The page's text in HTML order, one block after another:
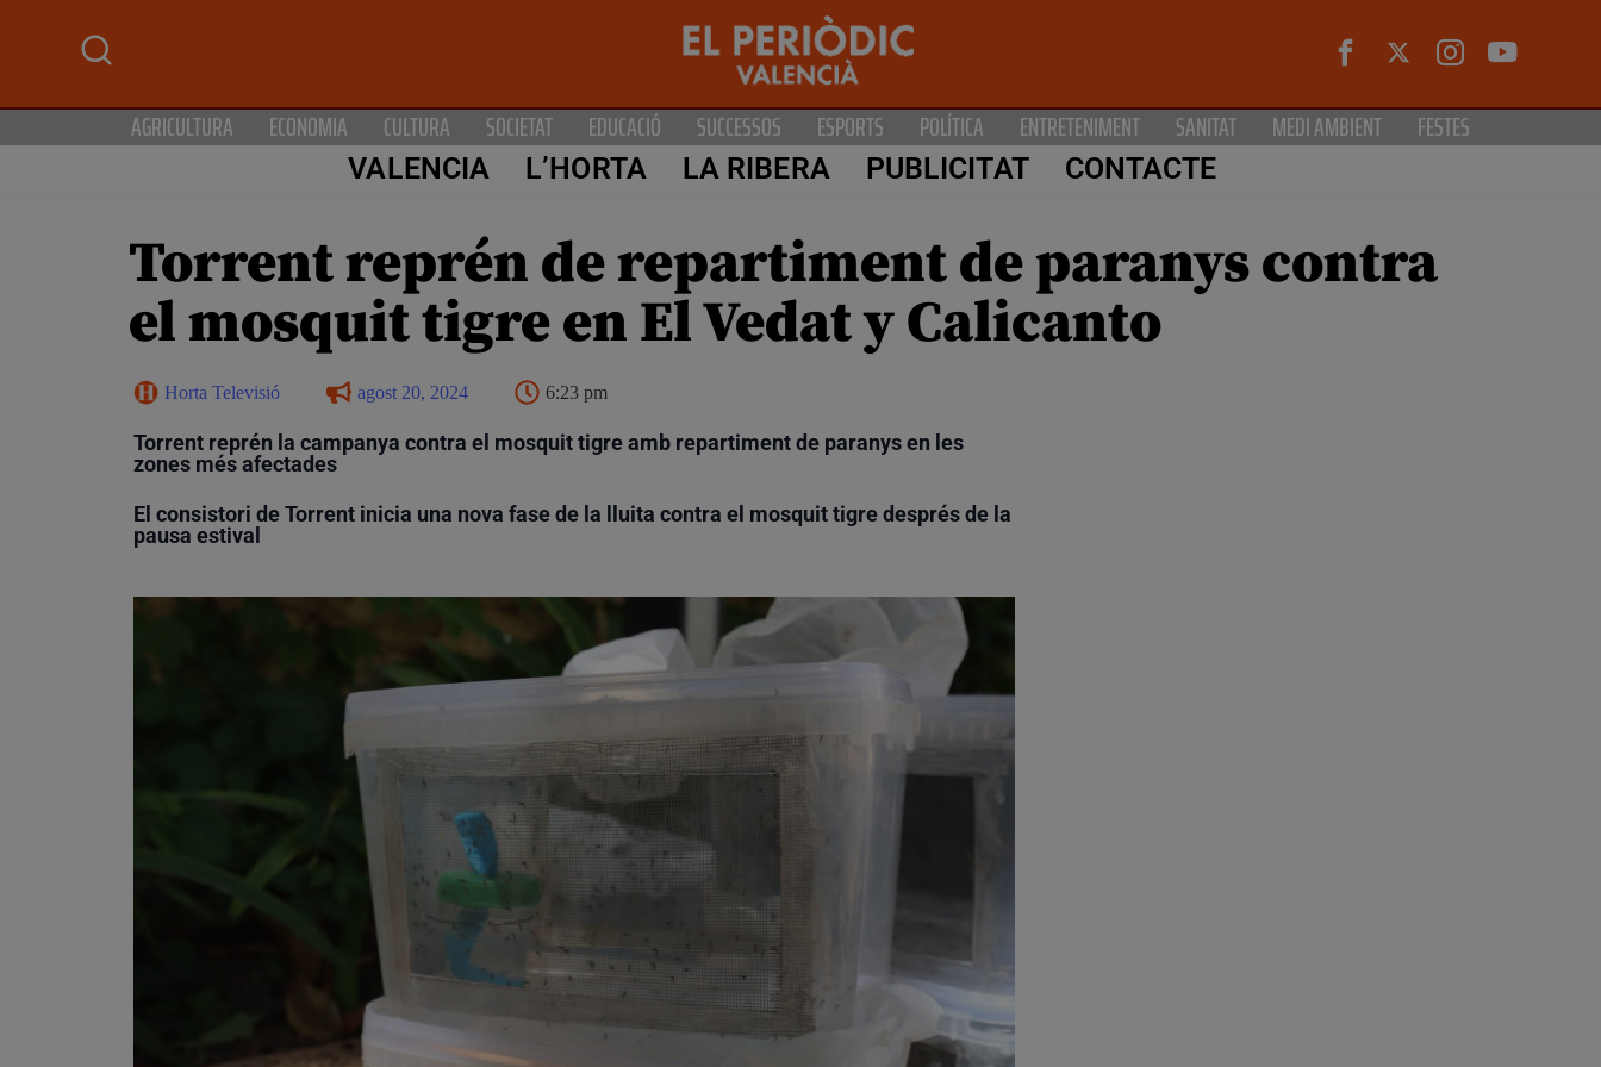
AGRICULTURA ECONOMIA CULTURA SOCIETAT EDUCACIÓ SUCCESSOS ESPORTS POLÍTICA ENTRETENIMENT SANITAT MEDI AMBIENT FESTES
VALENCIA L’HORTA LA RIBERA PUBLICITAT CONTACTE
Torrent reprén de repartiment de paranys contra
el mosquit tigre en El Vedat y Calicanto
Horta Televisió agost 20, 2024 6:23 pm
Torrent reprén la campanya contra el mosquit tigre amb repartiment de paranys en les
zones més afectades
El consistori de Torrent inicia una nova fase de la lluita contra el mosquit tigre després de la
pausa estival